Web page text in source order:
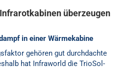
überzeugen
in einer Wärmekabine
gehören gut durchdachte
hat Infraworld die TrioSol-